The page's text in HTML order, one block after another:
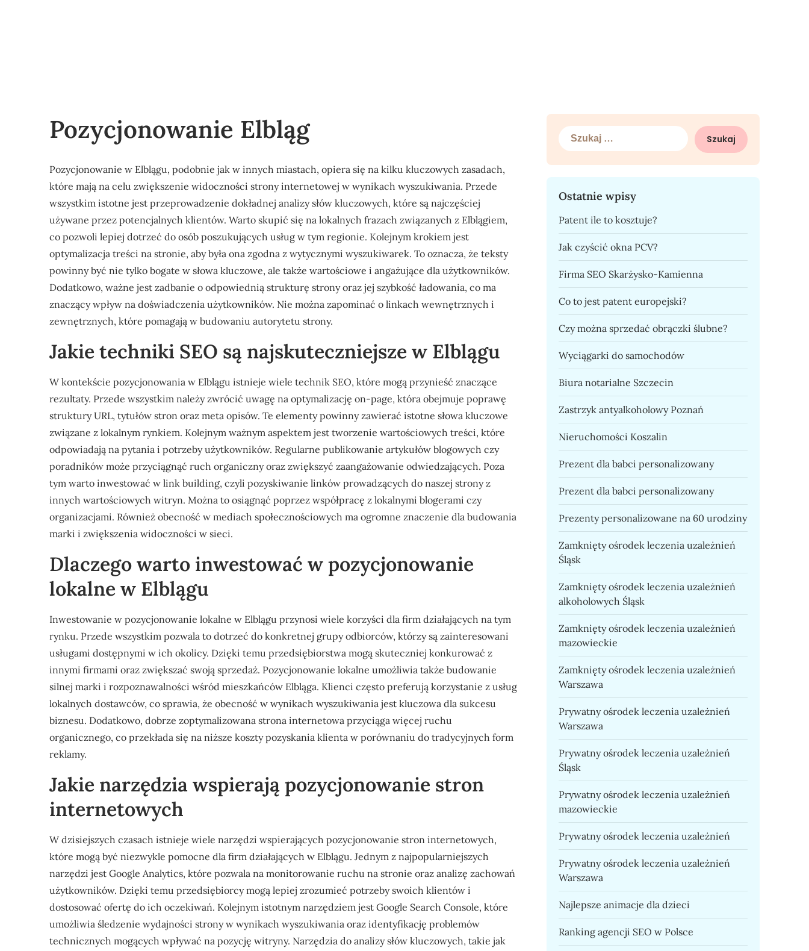
Pozycjonowanie Elbląg
Pozycjonowanie w Elblągu, podobnie jak w innych miastach, opiera się na kilku kluczowych zasadach,
które mają na celu zwiększenie widoczności strony internetowej w wynikach wyszukiwania. Przede
wszystkim istotne jest przeprowadzenie dokładnej analizy słów kluczowych, które są najczęściej
używane przez potencjalnych klientów. Warto skupić się na lokalnych frazach związanych z Elblągiem,
co pozwoli lepiej dotrzeć do osób poszukujących usług w tym regionie. Kolejnym krokiem jest
optymalizacja treści na stronie, aby była ona zgodna z wytycznymi wyszukiwarek. To oznacza, że teksty
powinny być nie tylko bogate w słowa kluczowe, ale także wartościowe i angażujące dla użytkowników.
Dodatkowo, ważne jest zadbanie o odpowiednią strukturę strony oraz jej szybkość ładowania, co ma
znaczący wpływ na doświadczenia użytkowników. Nie można zapominać o linkach wewnętrznych i
zewnętrznych, które pomagają w budowaniu autorytetu strony.
Jakie techniki SEO są najskuteczniejsze w Elblągu
W kontekście pozycjonowania w Elblągu istnieje wiele technik SEO, które mogą przynieść znaczące
rezultaty. Przede wszystkim należy zwrócić uwagę na optymalizację on-page, która obejmuje poprawę
struktury URL, tytułów stron oraz meta opisów. Te elementy powinny zawierać istotne słowa kluczowe
związane z lokalnym rynkiem. Kolejnym ważnym aspektem jest tworzenie wartościowych treści, które
odpowiadają na pytania i potrzeby użytkowników. Regularne publikowanie artykułów blogowych czy
poradników może przyciągnąć ruch organiczny oraz zwiększyć zaangażowanie odwiedzających. Poza
tym warto inwestować w link building, czyli pozyskiwanie linków prowadzących do naszej strony z
innych wartościowych witryn. Można to osiągnąć poprzez współpracę z lokalnymi blogerami czy
organizacjami. Również obecność w mediach społecznościowych ma ogromne znaczenie dla budowania
marki i zwiększenia widoczności w sieci.
Dlaczego warto inwestować w pozycjonowanie
lokalne w Elblągu
Inwestowanie w pozycjonowanie lokalne w Elblągu przynosi wiele korzyści dla firm działających na tym
rynku. Przede wszystkim pozwala to dotrzeć do konkretnej grupy odbiorców, którzy są zainteresowani
usługami dostępnymi w ich okolicy. Dzięki temu przedsiębiorstwa mogą skuteczniej konkurować z
innymi firmami oraz zwiększać swoją sprzedaż. Pozycjonowanie lokalne umożliwia także budowanie
silnej marki i rozpoznawalności wśród mieszkańców Elbląga. Klienci często preferują korzystanie z usług
lokalnych dostawców, co sprawia, że obecność w wynikach wyszukiwania jest kluczowa dla sukcesu
biznesu. Dodatkowo, dobrze zoptymalizowana strona internetowa przyciąga więcej ruchu
organicznego, co przekłada się na niższe koszty pozyskania klienta w porównaniu do tradycyjnych form
reklamy.
Jakie narzędzia wspierają pozycjonowanie stron
internetowych
W dzisiejszych czasach istnieje wiele narzędzi wspierających pozycjonowanie stron internetowych,
które mogą być niezwykle pomocne dla firm działających w Elblągu. Jednym z najpopularniejszych
narzędzi jest Google Analytics, które pozwala na monitorowanie ruchu na stronie oraz analizę zachowań
użytkowników. Dzięki temu przedsiębiorcy mogą lepiej zrozumieć potrzeby swoich klientów i
dostosować ofertę do ich oczekiwań. Kolejnym istotnym narzędziem jest Google Search Console, które
umożliwia śledzenie wydajności strony w wynikach wyszukiwania oraz identyfikację problemów
technicznych mogących wpływać na pozycję witryny. Narzędzia do analizy słów kluczowych, takie jak
Szukaj:
Ostatnie wpisy
Patent ile to kosztuje?
Jak czyścić okna PCV?
Firma SEO Skarżysko-Kamienna
Co to jest patent europejski?
Czy można sprzedać obrączki ślubne?
Wyciągarki do samochodów
Biura notarialne Szczecin
Zastrzyk antyalkoholowy Poznań
Nieruchomości Koszalin
Prezent dla babci personalizowany
Prezent dla babci personalizowany
Prezenty personalizowane na 60 urodziny
Zamknięty ośrodek leczenia uzależnień
Śląsk
Zamknięty ośrodek leczenia uzależnień
alkoholowych Śląsk
Zamknięty ośrodek leczenia uzależnień
mazowieckie
Zamknięty ośrodek leczenia uzależnień
Warszawa
Prywatny ośrodek leczenia uzależnień
Warszawa
Prywatny ośrodek leczenia uzależnień
Śląsk
Prywatny ośrodek leczenia uzależnień
mazowieckie
Prywatny ośrodek leczenia uzależnień
Prywatny ośrodek leczenia uzależnień
Warszawa
Najlepsze animacje dla dzieci
Ranking agencji SEO w Polsce